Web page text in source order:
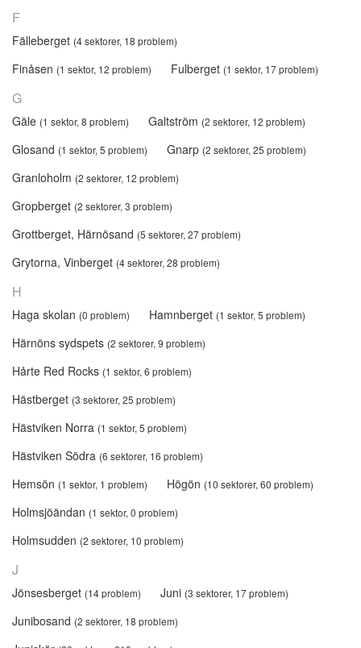
F
Fälleberget (4 sektorer, 18 problem)
Finåsen (1 sektor, 12 problem) Fulberget (1 sektor, 17 problem)
G
Gäle (1 sektor, 8 problem) Galtström (2 sektorer, 12 problem)
Glosand (1 sektor, 5 problem) Gnarp (2 sektorer, 25 problem)
Granloholm (2 sektorer, 12 problem)
Gropberget (2 sektorer, 3 problem)
Grottberget, Härnösand (5 sektorer, 27 problem)
Grytorna, Vinberget (4 sektorer, 28 problem)
H
Haga skolan (0 problem) Hamnberget (1 sektor, 5 problem)
Härnöns sydspets (2 sektorer, 9 problem)
Hårte Red Rocks (1 sektor, 6 problem)
Hästberget (3 sektorer, 25 problem)
Hästviken Norra (1 sektor, 5 problem)
Hästviken Södra (6 sektorer, 16 problem)
Hemsön (1 sektor, 1 problem) Högön (10 sektorer, 60 problem)
Holmsjöändan (1 sektor, 0 problem)
Holmsudden (2 sektorer, 10 problem)
J
Jönsesberget (14 problem) Juni (3 sektorer, 17 problem)
Junibosand (2 sektorer, 18 problem)